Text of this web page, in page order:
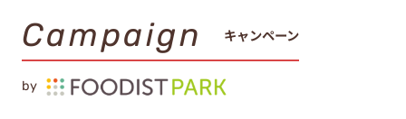
Campaign キャンペーン
by